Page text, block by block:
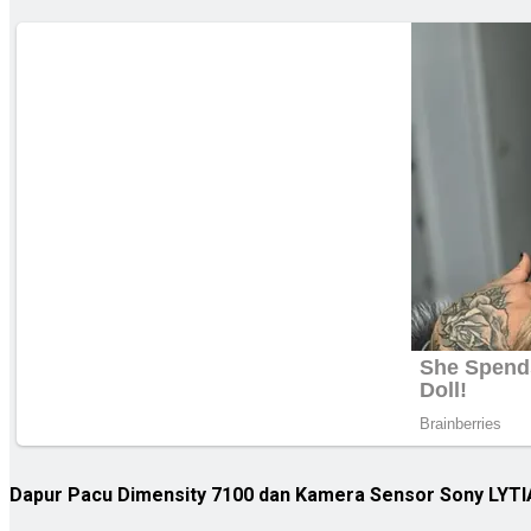
Dapur Pacu Dimensity 7100 dan Kamera Sensor Sony